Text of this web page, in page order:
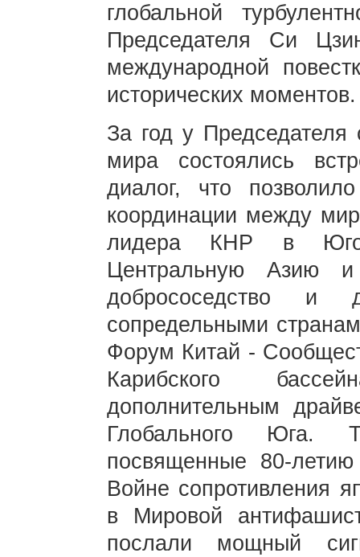
глобальной
Председателя Си
международной
исторических моментов.
За год у Председателя
мира состоялись
диалог, что
координации между
лидера КНР в Юго-
Центральную Азию и
добрососедство
сопредельными
Форум Китай -
Карибского
дополнительным
Глобального Юга.
посвященные 80-
Войне сопротивления
в Мировой
послали мощный